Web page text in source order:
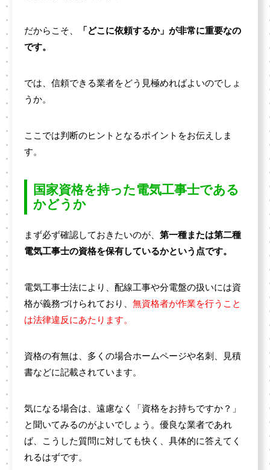
だからこそ、
「どこに依頼するか」が非常に重要なの
です。
では、信頼できる業者をどう見極めればよいのでしょ
うか。
ここでは判断のヒントとなるポイントをお伝えしま
す。
国家資格を持った電気工事士である
かどうか
まず必ず確認しておきたいのが、 第一種または第二種
電気工事士の資格を保有しているかという点です。
電気工事士法により、配線工事や分電盤の扱いには資
格が義務づけられており、 無資格者が作業を行うこと
は法律違反にあたります。
資格の有無は、多くの場合ホームページや名刺、見積
書などに記載されています。
気になる場合は、遠慮なく「資格をお持ちですか？」
と聞いてみるのがよいでしょう。優良な業者であれ
ば、こうした質問に対しても快く、具体的に答えてく
れるはずです。